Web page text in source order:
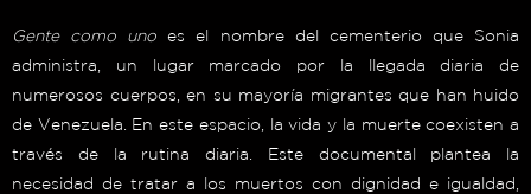
Gente como uno es el nombre del cementerio que Sonia
administra, un lugar marcado por la llegada diaria de
numerosos cuerpos, en su mayoría migrantes que han huido
de Venezuela. En este espacio, la vida y la muerte coexisten a
través de la rutina diaria. Este documental plantea la
necesidad de tratar a los muertos con dignidad e igualdad,